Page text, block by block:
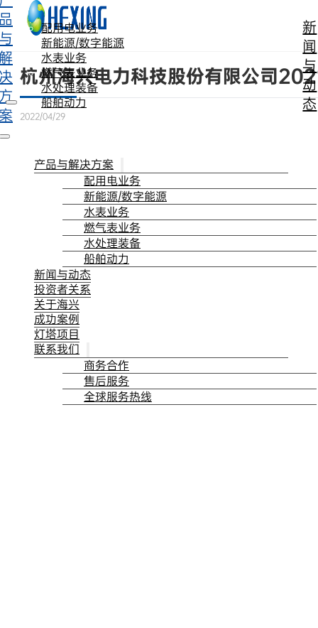
跳转到主要内容 跳转到页脚
配用电业务
新能源/数字能源
水表业务
燃气表业务
水处理装备
船舶动力
新
闻
与
动
态
产品与解决方案
配用电业务
新能源/数字能源
水表业务
燃气表业务
水处理装备
船舶动力
新闻与动态
投资者关系
关于海兴
成功案例
灯塔项目
联系我们
商务合作
售后服务
全球服务热线
杭州海兴电力科技股份有限公司
2022/04/29